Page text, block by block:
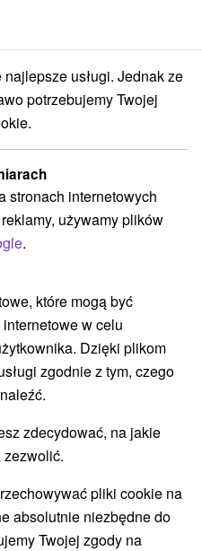
Podunajská nížina
nížina
i obserwatorium(1)
(1) Sporty(1)
(6)
(3)
techniki
(2)
usługi. Jednak ze
potrzebujemy Twojej
stronach internetowych
używamy plików
.
które mogą być
w celu
Dzięki plikom
zgodnie z tym, czego
zdecydować, na jakie
pliki cookie na
absolutnie niezbędne do
Twojej zgody na